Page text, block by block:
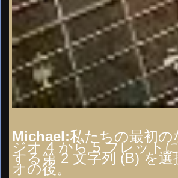
Michael:私たちの最初
ジオ 4 から 5 フレット
する第 2 文字列 (B) を
オの後。